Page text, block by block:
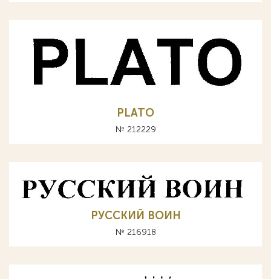
PLATO
№ 212229
РУССКИЙ ВОИН
№ 216918